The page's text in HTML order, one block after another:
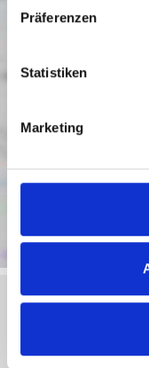
Präferenzen
Statistiken
Marketing